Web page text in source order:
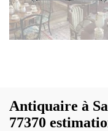
Antiquaire à
77370